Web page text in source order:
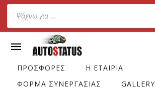
Products
search
ΠΡΟΣΦΟΡΕΣ
Η ΕΤΑΙΡΙΑ
ΦΟΡΜΑ ΣΥΝΕΡΓΑΣΙΑΣ
GALLERY